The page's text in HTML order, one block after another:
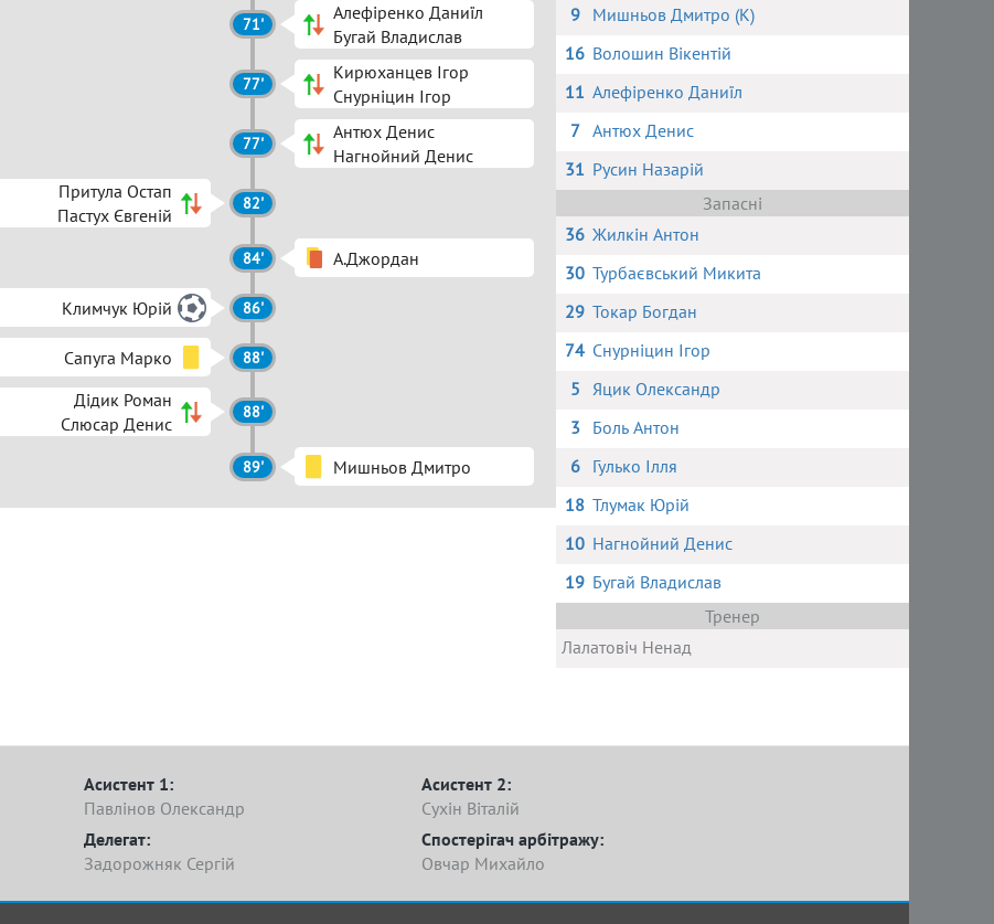
71'
Алефіренко Даниїл
Бугай Владислав
77'
Кирюханцев Ігор
Снурніцин Ігор
77'
Антюх Денис
Нагнойний Денис
Притула Остап
Пастух Євгеній
82'
84' А.Джордан
Климчук Юрій 86'
Сапуга Марко 88'
Дідик Роман
Слюсар Денис
88'
89' Мишньов Дмитро
9
Мишньов Дмитро (К)
16 Волошин Вікентій
11 Алефіренко Даниїл
7 Антюх Денис
31 Русин Назарій
Запасні
36 Жилкін Антон
30 Турбаєвський Микита
29 Токар Богдан
74 Снурніцин Ігор
5 Яцик Олександр
3
Боль Антон
6
Гулько Ілля
18 Тлумак Юрій
10 Нагнойний Денис
19 Бугай Владислав
Тренер
Лалатовіч Ненад
Асистент 1:
Павлінов Олександр
Асистент 2:
Сухін Віталій
Делегат:
Задорожняк Сергій
Спостерігач арбітражу:
Овчар Михайло